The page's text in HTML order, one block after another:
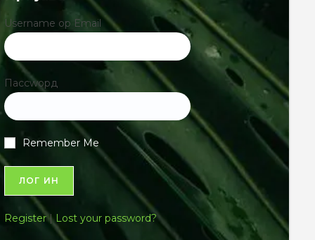
Username ор Email
Пассwорд
Remember Me
Register| Lost your password?